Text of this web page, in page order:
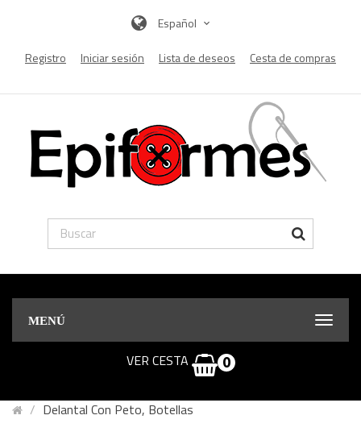
Español
Registro Iniciar sesión Lista de deseos Cesta de compras
MENÚ
VER CESTA 0
Delantal Con Peto, Botellas